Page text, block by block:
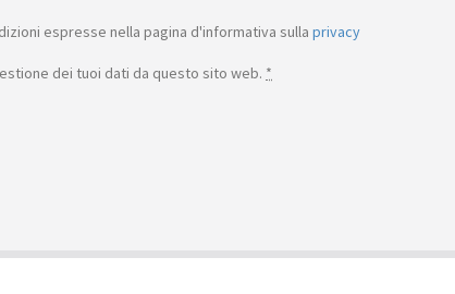
espresse nella pagina d'informativa sulla privacy
dei tuoi dati da questo sito web. *